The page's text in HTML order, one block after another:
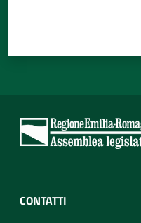
CONTATTI